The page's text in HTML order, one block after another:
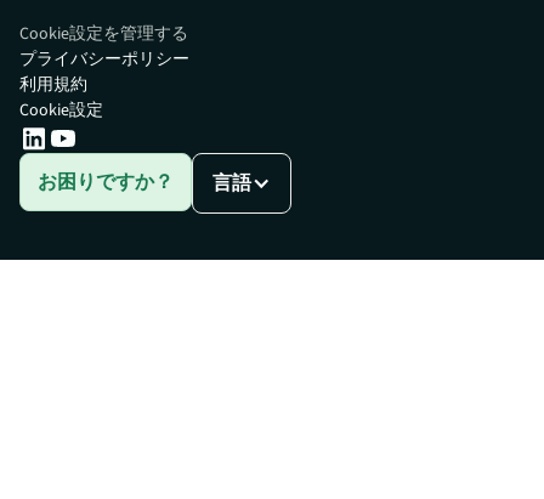
Cookie設定を管理する
お困りですか？ 言語
プライバシーポリシー
利用規約
Cookie設定